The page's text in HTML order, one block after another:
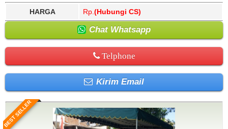
HARGA Rp. (Hubungi CS)
Chat Whatsapp
Telphone
Kirim Email
BEST SELLER